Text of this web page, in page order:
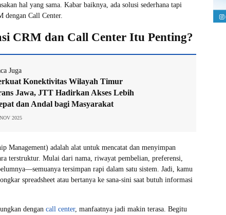
hal yang sama. Kabar baiknya, ada solusi sederhana tapi
dengan Call Center.
CRM dan Call Center Itu Penting?
Juga
Konektivitas Wilayah Timur
Jawa, JTT Hadirkan Akses Lebih
dan Andal bagi Masyarakat
2025
Management) adalah alat untuk mencatat dan menyimpan
terstruktur. Mulai dari nama, riwayat pembelian, preferensi,
tersimpan rapi dalam satu sistem. Jadi, kamu
spreadsheet atau bertanya ke sana-sini saat butuh informasi
dengan call center, manfaatnya jadi makin terasa. Begitu